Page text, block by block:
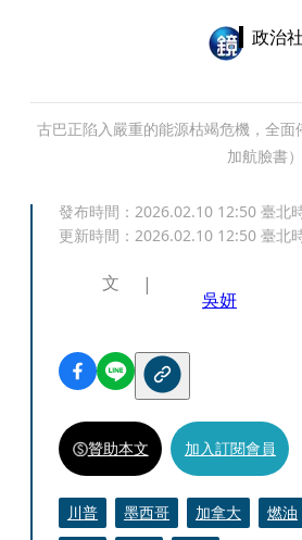
政治
古巴正陷入嚴重的能源枯竭危機，全
加航臉書）
發布時間： 2026.02.10 12:50 臺北
更新時間： 2026.02.10 12:50 臺北
文
吳妍
贊助本文 加入訂閱會員
川普 墨西哥 加拿大 燃油